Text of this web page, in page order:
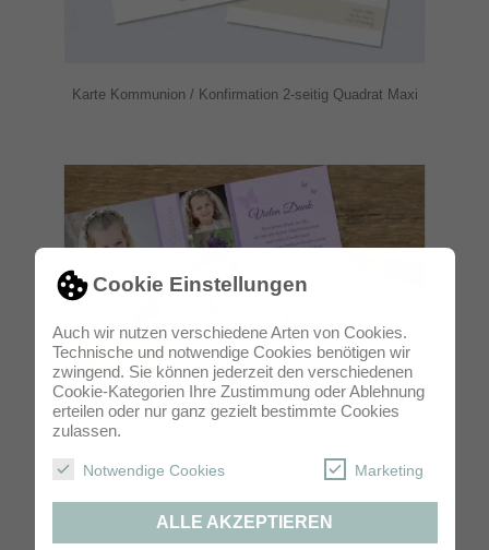
Cookie Einstellungen
Auch wir nutzen verschiedene Arten von Cookies.
Technische und notwendige Cookies benötigen wir
zwingend. Sie können jederzeit den verschiedenen
Cookie-Kategorien Ihre Zustimmung oder Ablehnung
erteilen oder nur ganz gezielt bestimmte Cookies
zulassen.
Notwendige Cookies Marketing
ALLE AKZEPTIEREN
Karte Kommunion / Konfirmation 2-seitig Quadrat Maxi
Panorama Maxi